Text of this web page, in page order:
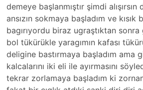
demeye başlanmıştır şimdi alışırsın
ansızın sokmaya başladım ve kısık
bagırıyordu biraz ugraştıktan sonra
bol tükürükle yaragımın kafası
deligine bastırmaya başladım ama
kalcalarını iki eli ile ayırmasını
tekrar zorlamaya başladım ki